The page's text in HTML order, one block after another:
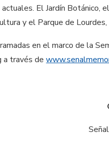
El Jardín
y el Parque de
en el marco de la
a través de